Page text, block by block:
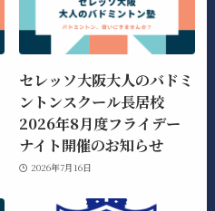
セレッソ大阪大人のバドミ
ントンスクール長居校
2026年8月度フライデー
ナイト開催のお知らせ
2026年7月16日